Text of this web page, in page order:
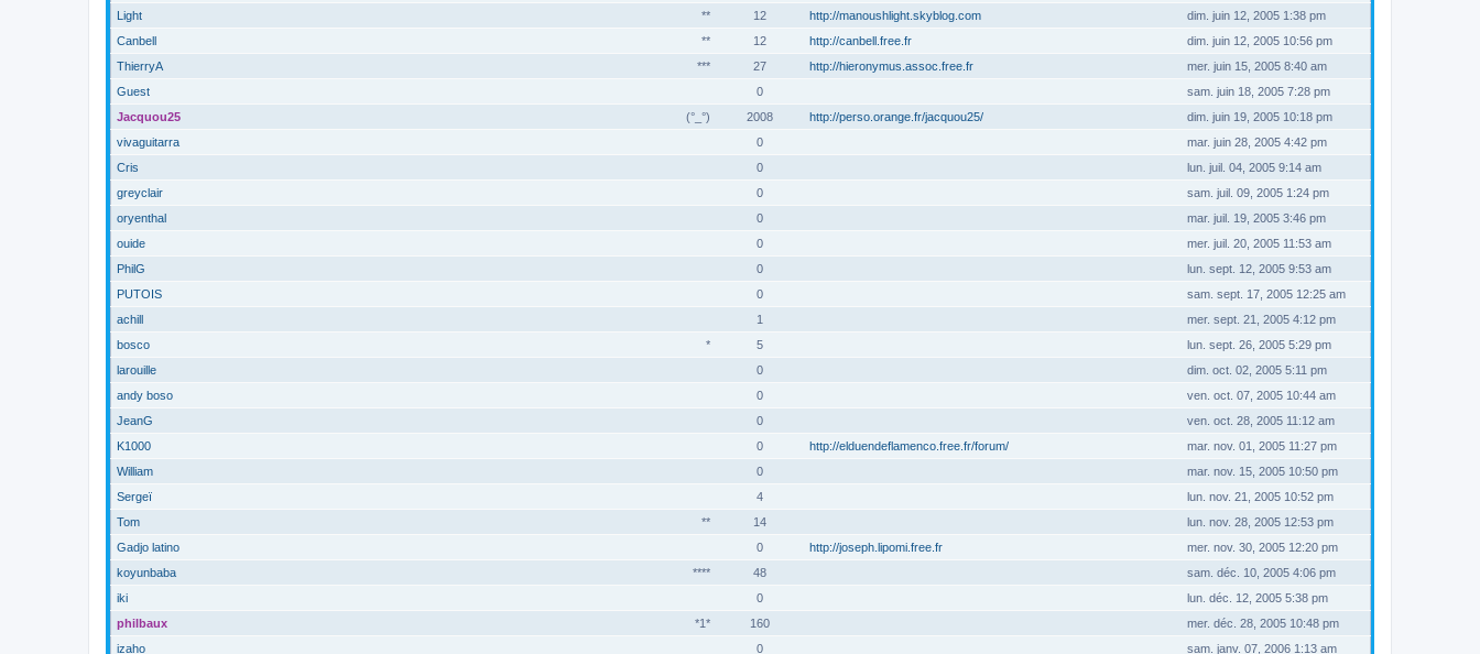
**
Light 12 http://manoushlight.skyblog.com
dim. juin 12, 2005 1:38 pm
**
Canbell 12 http://canbell.free.fr
dim. juin 12, 2005 10:56 pm
***
ThierryA 27 http://hieronymus.assoc.free.fr
mer. juin 15, 2005 8:40 am
Guest
0
sam. juin 18, 2005 7:28 pm
(°_°)
Jacquou25 2008 http://perso.orange.fr/jacquou25/
dim. juin 19, 2005 10:18 pm
vivaguitarra
0
mar. juin 28, 2005 4:42 pm
Cris
0
lun. juil. 04, 2005 9:14 am
greyclair
0
sam. juil. 09, 2005 1:24 pm
oryenthal
0
mar. juil. 19, 2005 3:46 pm
ouide
0
mer. juil. 20, 2005 11:53 am
PhilG
0
lun. sept. 12, 2005 9:53 am
PUTOIS
0
sam. sept. 17, 2005 12:25 am
achill
1
mer. sept. 21, 2005 4:12 pm
*
bosco 5
lun. sept. 26, 2005 5:29 pm
larouille
0
dim. oct. 02, 2005 5:11 pm
andy boso
0
ven. oct. 07, 2005 10:44 am
JeanG
0
ven. oct. 28, 2005 11:12 am
K1000
0 http://elduendeflamenco.free.fr/forum/
mar. nov. 01, 2005 11:27 pm
William
0
mar. nov. 15, 2005 10:50 pm
Sergeï
4
lun. nov. 21, 2005 10:52 pm
**
Tom 14
lun. nov. 28, 2005 12:53 pm
Gadjo latino
0 http://joseph.lipomi.free.fr
mer. nov. 30, 2005 12:20 pm
****
koyunbaba 48
sam. déc. 10, 2005 4:06 pm
iki
0
lun. déc. 12, 2005 5:38 pm
*1*
philbaux 160
mer. déc. 28, 2005 10:48 pm
izaho
0 sam. janv. 07, 2006 1:13 am